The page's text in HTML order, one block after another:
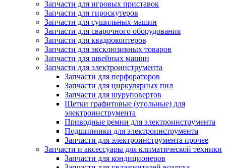
Запчасти для игровых приставок
Запчасти для гироскутеров
Запчасти для сушильных машин
Запчасти для сварочного оборудования
Запчасти для квадрокоптеров
Запчасти для эксклюзивных товаров
Запчасти для швейных машин
Запчасти для электроинструмента
Запчасти для перфораторов
Запчасти для циркулярных пил
Запчасти для шуруповертов
Щетки графитовые (угольные) для
электроинструмента
Приводные ремни для электроинструмента
Подшипники для электроинструмента
Запчасти для электроинструмента прочее
Запчасти и аксессуары для климатической техники
Запчасти для кондиционеров